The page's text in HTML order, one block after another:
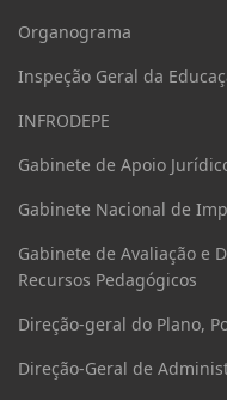
Organograma
Inspeção Geral da
INFRODEPE
Gabinete de Apoio
Gabinete Nacional de
Gabinete de Avaliação e
Recursos Pedagógicos
Direção-geral do Plano,
Direção-Geral de